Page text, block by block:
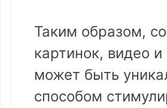
Таким образом,
картинок, видео и
может быть
способом